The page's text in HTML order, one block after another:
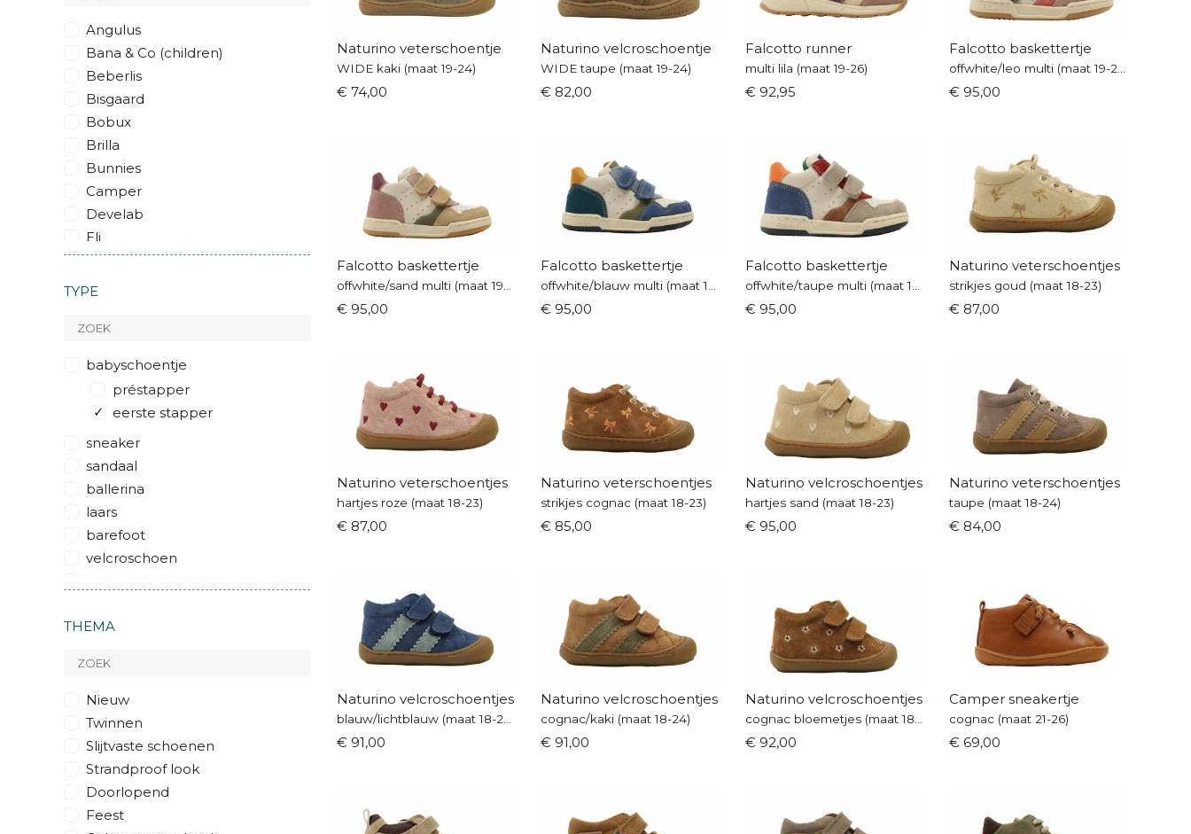
Angulus
Bana & Co (children)
Beberlis
Bisgaard
Bobux
Brilla
Bunnies
Camper
Develab
Eli
Froddo
Hip
Ocra
Pinocchio
Pom d'Api
Romagnoli
Shoesme
ShooPom by Pom d'Api
Stabifoot
STONES and BONES
TYPE
babyschoentje
préstapper
eerste stapper
sneaker
sandaal
ballerina
laars
barefoot
velcroschoen
veters
THEMA
Nieuw
Twinnen
Slijtvaste schoenen
Strandproof look
Doorlopend
Feest
Naturino veterschoentje
WIDE kaki (maat 19-24)
€ 74,00
Naturino velcroschoentje
WIDE taupe (maat 19-24)
€ 82,00
Falcotto runner
multi lila (maat 19-26)
€ 92,95
Falcotto baskettertje
€ 95,00
Falcotto baskettertje
€ 95,00
Falcotto baskettertje
€ 95,00
Falcotto baskettertje
€ 95,00
Naturino veterschoentjes
strikjes goud (maat 18-23)
€ 87,00
Naturino veterschoentjes
hartjes roze (maat 18-23)
€ 87,00
Naturino veterschoentjes
strikjes cognac (maat 18-23)
€ 85,00
Naturino velcroschoentjes
hartjes sand (maat 18-23)
€ 95,00
Naturino veterschoentjes
taupe (maat 18-24)
€ 84,00
Naturino velcroschoentjes
blauw/lichtblauw (maat 18-24)
€ 91,00
Naturino velcroschoentjes
cognac/kaki (maat 18-24)
€ 91,00
Naturino velcroschoentjes
cognac bloemetjes (maat 18-23)
€ 92,00
Camper sneakertje
cognac (maat 21-26)
€ 69,00